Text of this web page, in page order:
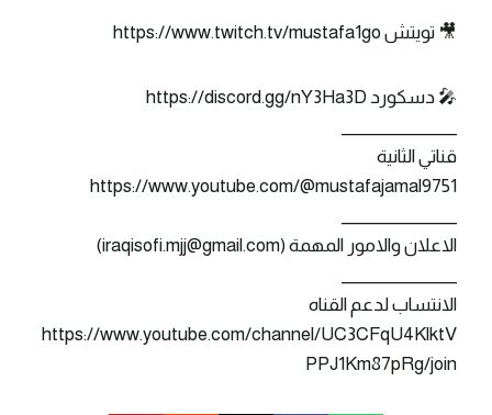
🎥 تويتش https://www.twitch.tv/mustafa1go
🎤 دسكورد https://discord.gg/nY3Ha3D
قناتي الثانية
https://www.youtube.com/@mustafajamal9751
الاعلان والامور المهمة (iraqisofi.mjj@gmail.com)
الانتساب لدعم القناه
https://www.youtube.com/channel/UC3CFqU4KlktV
PPJ1Km87pRg/join